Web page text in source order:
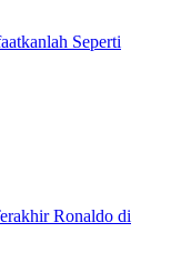
Seperti
Ronaldo di